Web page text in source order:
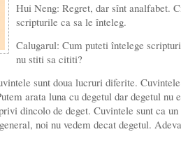
Hui Neng: Regret, dar sînt analfabet.
scripturile ca sa le înteleg.
Calugarul: Cum puteti întelege
nu stiti sa cititi?
sunt doua lucruri diferite.
arata luna cu degetul dar degetul nu
dincolo de deget. Cuvintele sunt ca un
noi nu vedem decat degetul.